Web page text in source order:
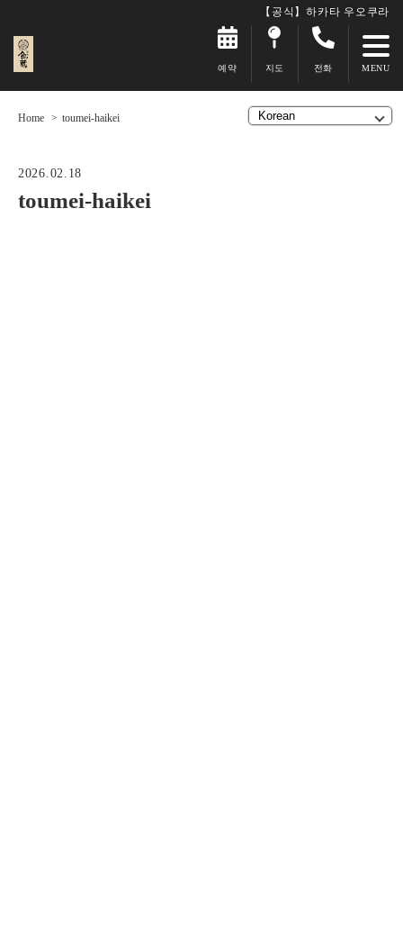
【공식】하카타 우오쿠라
예약 지도 전화
Home toumei-haikei
2026.02.18
toumei-haikei